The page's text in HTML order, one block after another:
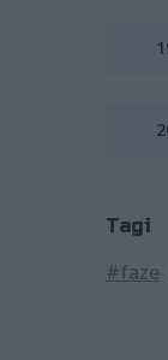
Tagi
#faze